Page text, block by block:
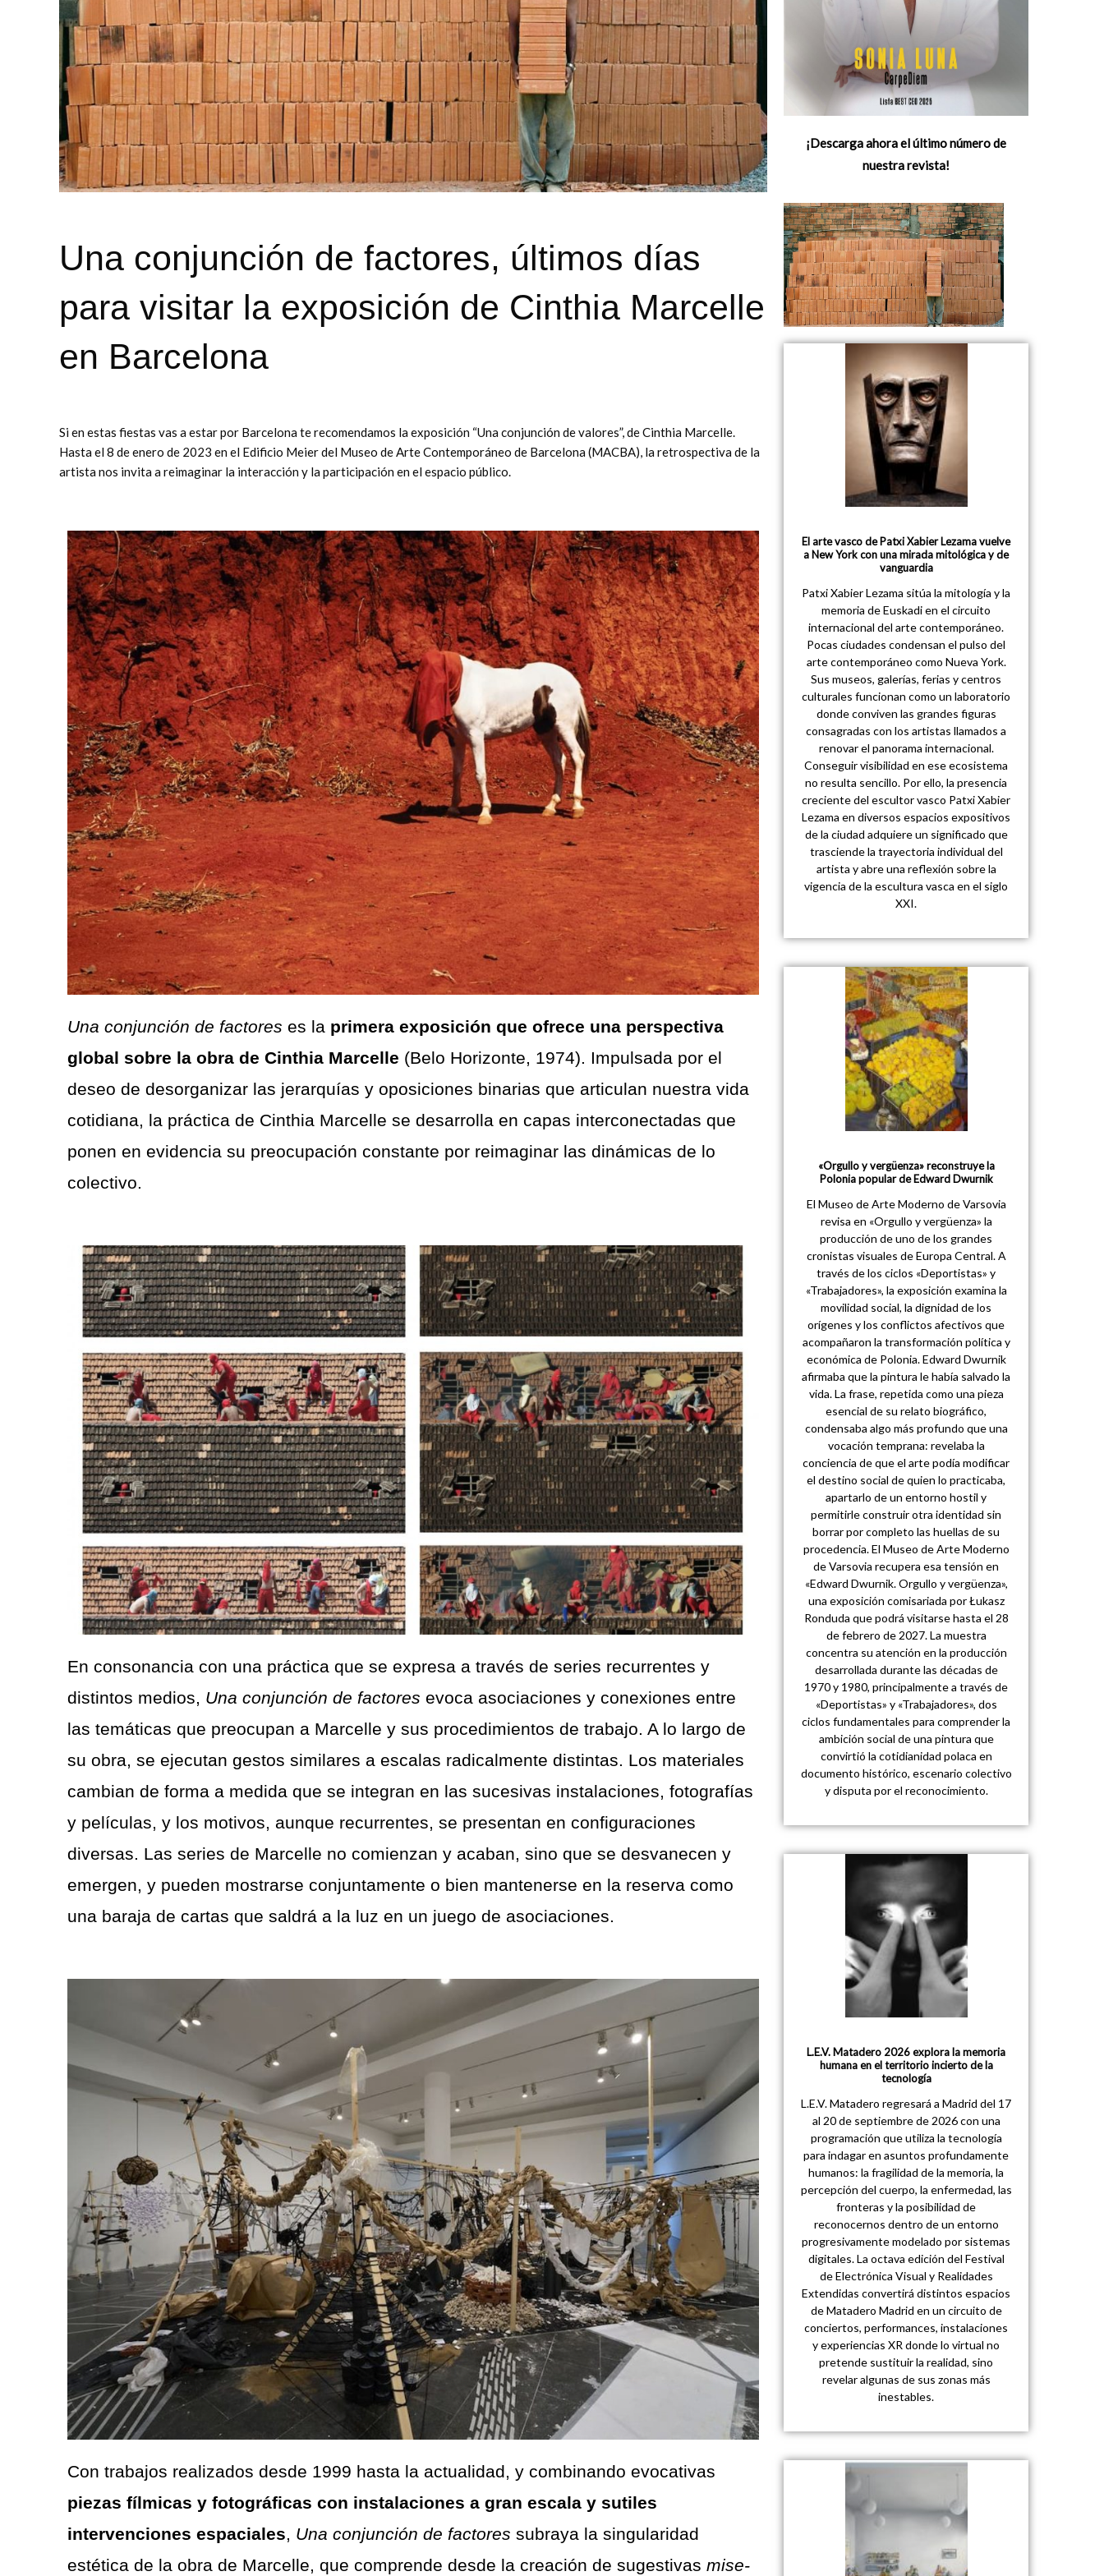
Una conjunción de factores, últimos días
para visitar la exposición de Cinthia Marcelle
en Barcelona
Si en estas fiestas vas a estar por Barcelona te recomendamos la exposición “Una conjunción de valores”, de Cinthia Marcelle.
Hasta el 8 de enero de 2023 en el Edificio Meier del Museo de Arte Contemporáneo de Barcelona (MACBA), la retrospectiva de la
artista nos invita a reimaginar la interacción y la participación en el espacio público.
Una conjunción de factores es la primera exposición que ofrece una perspectiva
global sobre la obra de Cinthia Marcelle (Belo Horizonte, 1974). Impulsada por el
deseo de desorganizar las jerarquías y oposiciones binarias que articulan nuestra vida
cotidiana, la práctica de Cinthia Marcelle se desarrolla en capas interconectadas que
ponen en evidencia su preocupación constante por reimaginar las dinámicas de lo
colectivo.
En consonancia con una práctica que se expresa a través de series recurrentes y
distintos medios, Una conjunción de factores evoca asociaciones y conexiones entre
las temáticas que preocupan a Marcelle y sus procedimientos de trabajo. A lo largo de
su obra, se ejecutan gestos similares a escalas radicalmente distintas. Los materiales
cambian de forma a medida que se integran en las sucesivas instalaciones, fotografías
y películas, y los motivos, aunque recurrentes, se presentan en configuraciones
diversas. Las series de Marcelle no comienzan y acaban, sino que se desvanecen y
emergen, y pueden mostrarse conjuntamente o bien mantenerse en la reserva como
una baraja de cartas que saldrá a la luz en un juego de asociaciones.
Con trabajos realizados desde 1999 hasta la actualidad, y combinando evocativas
piezas fílmicas y fotográficas con instalaciones a gran escala y sutiles
intervenciones espaciales, Una conjunción de factores subraya la singularidad
estética de la obra de Marcelle, que comprende desde la creación de sugestivas mise-
¡Descarga ahora el último número de
nuestra revista!
El arte vasco de Patxi Xabier Lezama vuelve
a New York con una mirada mitológica y de
vanguardia
Patxi Xabier Lezama sitúa la mitología y la
memoria de Euskadi en el circuito
internacional del arte contemporáneo.
Pocas ciudades condensan el pulso del
arte contemporáneo como Nueva York.
Sus museos, galerías, ferias y centros
culturales funcionan como un laboratorio
donde conviven las grandes figuras
consagradas con los artistas llamados a
renovar el panorama internacional.
Conseguir visibilidad en ese ecosistema
no resulta sencillo. Por ello, la presencia
creciente del escultor vasco Patxi Xabier
Lezama en diversos espacios expositivos
de la ciudad adquiere un significado que
trasciende la trayectoria individual del
artista y abre una reflexión sobre la
vigencia de la escultura vasca en el siglo
XXI.
«Orgullo y vergüenza» reconstruye la
Polonia popular de Edward Dwurnik
El Museo de Arte Moderno de Varsovia
revisa en «Orgullo y vergüenza» la
producción de uno de los grandes
cronistas visuales de Europa Central. A
través de los ciclos «Deportistas» y
«Trabajadores», la exposición examina la
movilidad social, la dignidad de los
orígenes y los conflictos afectivos que
acompañaron la transformación política y
económica de Polonia. Edward Dwurnik
afirmaba que la pintura le había salvado la
vida. La frase, repetida como una pieza
esencial de su relato biográfico,
condensaba algo más profundo que una
vocación temprana: revelaba la
conciencia de que el arte podía modificar
el destino social de quien lo practicaba,
apartarlo de un entorno hostil y
permitirle construir otra identidad sin
borrar por completo las huellas de su
procedencia. El Museo de Arte Moderno
de Varsovia recupera esa tensión en
«Edward Dwurnik. Orgullo y vergüenza»,
una exposición comisariada por Łukasz
Ronduda que podrá visitarse hasta el 28
de febrero de 2027. La muestra
concentra su atención en la producción
desarrollada durante las décadas de
1970 y 1980, principalmente a través de
«Deportistas» y «Trabajadores», dos
ciclos fundamentales para comprender la
ambición social de una pintura que
convirtió la cotidianidad polaca en
documento histórico, escenario colectivo
y disputa por el reconocimiento.
L.E.V. Matadero 2026 explora la memoria
humana en el territorio incierto de la
tecnología
L.E.V. Matadero regresará a Madrid del 17
al 20 de septiembre de 2026 con una
programación que utiliza la tecnología
para indagar en asuntos profundamente
humanos: la fragilidad de la memoria, la
percepción del cuerpo, la enfermedad, las
fronteras y la posibilidad de
reconocernos dentro de un entorno
progresivamente modelado por sistemas
digitales. La octava edición del Festival
de Electrónica Visual y Realidades
Extendidas convertirá distintos espacios
de Matadero Madrid en un circuito de
conciertos, performances, instalaciones
y experiencias XR donde lo virtual no
pretende sustituir la realidad, sino
revelar algunas de sus zonas más
inestables.